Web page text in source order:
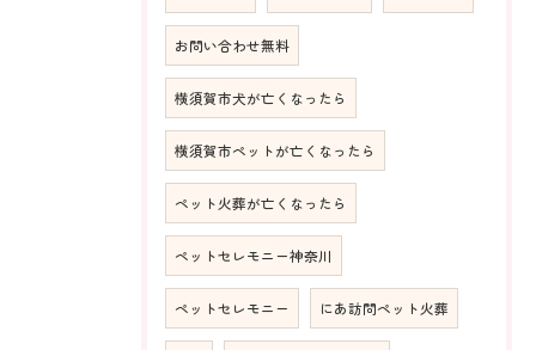
お問い合わせ無料
横須賀市犬が亡くなったら
横須賀市ペットが亡くなったら
ペット火葬が亡くなったら
ペットセレモニー神奈川
ペットセレモニー にあ訪問ペット火葬